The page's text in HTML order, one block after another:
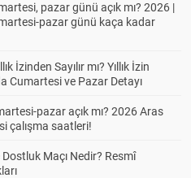
pazar günü açık mı? 2026 |
pazar günü kaça kadar
İzinden Sayılır mı? Yıllık İzin
Cumartesi ve Pazar Detayı
pazar açık mı? 2026 Aras
çalışma saatleri!
Dostluk Maçı Nedir? Resmî